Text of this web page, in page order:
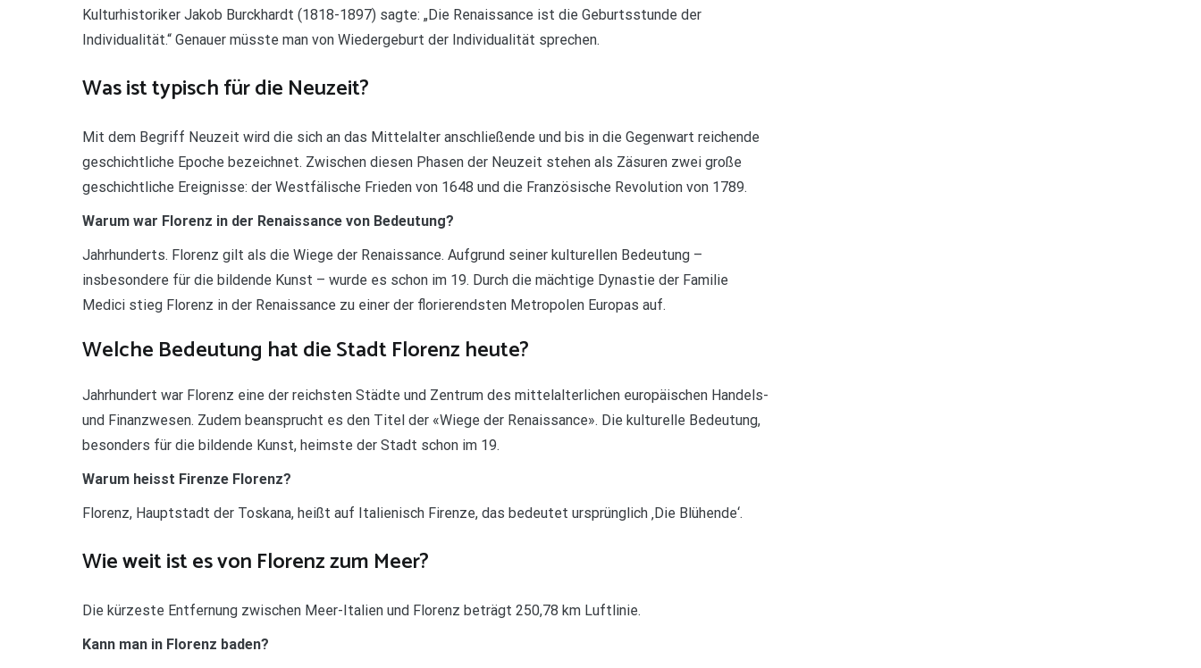
Kulturhistoriker Jakob Burckhardt (1818-1897) sagte: „Die Renaissance ist die Geburtsstunde der
Individualität.“ Genauer müsste man von Wiedergeburt der Individualität sprechen.
Was ist typisch für die Neuzeit?
Mit dem Begriff Neuzeit wird die sich an das Mittelalter anschließende und bis in die Gegenwart reichende
geschichtliche Epoche bezeichnet. Zwischen diesen Phasen der Neuzeit stehen als Zäsuren zwei große
geschichtliche Ereignisse: der Westfälische Frieden von 1648 und die Französische Revolution von 1789.
Warum war Florenz in der Renaissance von Bedeutung?
Jahrhunderts. Florenz gilt als die Wiege der Renaissance. Aufgrund seiner kulturellen Bedeutung –
insbesondere für die bildende Kunst – wurde es schon im 19. Durch die mächtige Dynastie der Familie
Medici stieg Florenz in der Renaissance zu einer der florierendsten Metropolen Europas auf.
Welche Bedeutung hat die Stadt Florenz heute?
Jahrhundert war Florenz eine der reichsten Städte und Zentrum des mittelalterlichen europäischen Handels-
und Finanzwesen. Zudem beansprucht es den Titel der «Wiege der Renaissance». Die kulturelle Bedeutung,
besonders für die bildende Kunst, heimste der Stadt schon im 19.
Warum heisst Firenze Florenz?
Florenz, Hauptstadt der Toskana, heißt auf Italienisch Firenze, das bedeutet ursprünglich ‚Die Blühende‘.
Wie weit ist es von Florenz zum Meer?
Die kürzeste Entfernung zwischen Meer-Italien und Florenz beträgt 250,78 km Luftlinie.
Kann man in Florenz baden?